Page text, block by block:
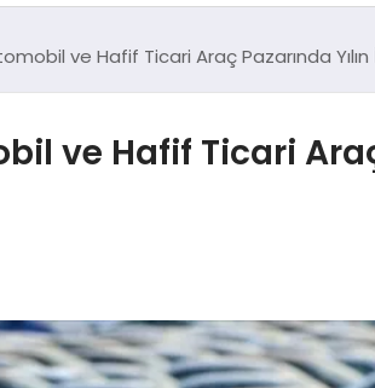
ve Hafif Ticari Araç Pazarında Yılın
ve Hafif Ticari Araç